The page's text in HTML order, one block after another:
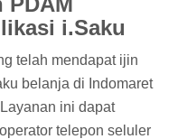
i.Saku
telah mendapat ijin
belanja di Indomaret
ini dapat
telepon seluler